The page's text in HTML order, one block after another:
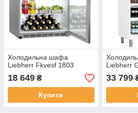
Холодильна шафа
Liebherr Fkvesf 1803
18 649 ₴
Купити
Liebherr
33 799